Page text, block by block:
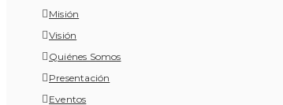
Misión
Visión
Quiénes Somos
Presentación
Eventos